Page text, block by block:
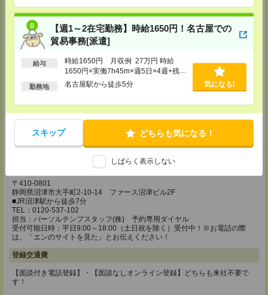
【週1～2在宅勤務】時給1650円！名古屋での
貿易事務[派遣]
給与
時給1650円 月収例 27万円 時給
1650円×実働7h45m×週5日×4週+残業
10h ※月収例を保証するものではあ
勤務地 名古屋駅から徒歩5分 気になる!
スキップ どちらも気になる！
しばらく表示しない
〒436-0056
浜松市中区板屋町111-2 浜松アクトタワー11F
■JR浜松駅から徒歩5分
TEL：0120-537-102
担当：パーソルテンプスタッフ(株) 予約専用ダイヤル
受付可能日時：平日9:00～18:00（土日祝を除く）受付中！※お電話の際
は、「エンのサイトを見た」とお伝えください！
静岡コーディネートセンター（静岡）
■JR静岡駅から徒歩5分
TEL：0120-537-102
担当：パーソルテンプスタッフ(株) 予約専用ダイヤル
受付可能日時：平日9:00～18:00（土日祝を除く）受付中！※お電話の際
は、「エンのサイトを見た」とお伝えください！
〒410-0801
静岡県沼津市大手町2-10-14 ファース沼津ビル2F
■JR沼津駅から徒歩7分
TEL：0120-537-102
担当：パーソルテンプスタッフ(株) 予約専用ダイヤル
受付可能日時：平日9:00～18:00（土日祝を除く）受付中！※お電話の際
は、「エンのサイトを見た」とお伝えください！
登録交通費
【面談付き電話登録】・【面談なしオンライン登録】どちらも来社不要で
す！